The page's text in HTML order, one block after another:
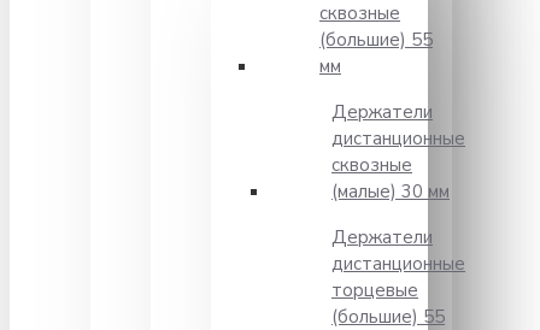
сквозные
(большие) 55
мм
Держатели
дистанционные
сквозные
(малые) 30 мм
Держатели
дистанционные
торцевые
(большие) 55